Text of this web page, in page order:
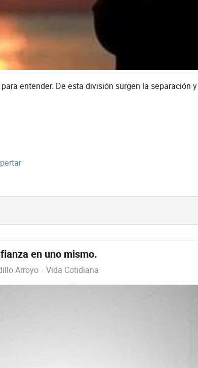
entender. De esta división surgen la separación
en uno mismo.
Arroyo Vida Cotidiana